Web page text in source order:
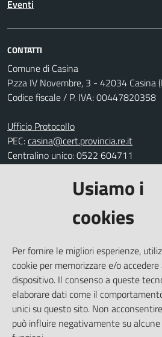
Usiamo i
cookies
Per fornire le migliori esperienze,
cookie per memorizzare e/o
dispositivo. Il consenso a queste
elaborare dati come il
unici su questo sito. Non
può influire negativamente su
Eventi
CONTATTI
Comune di Casina
P.zza IV Novembre, 3 - 42034 Casina
Codice fiscale / P. IVA: 00447820358
Ufficio Protocollo
PEC:casina@cert.provincia.re.it
Centralino unico: 0522 604711
Segnalazione disservizio
Amministrazione trasparente
Informativa privacy
Note legali
Dichiarazione di accessibilità